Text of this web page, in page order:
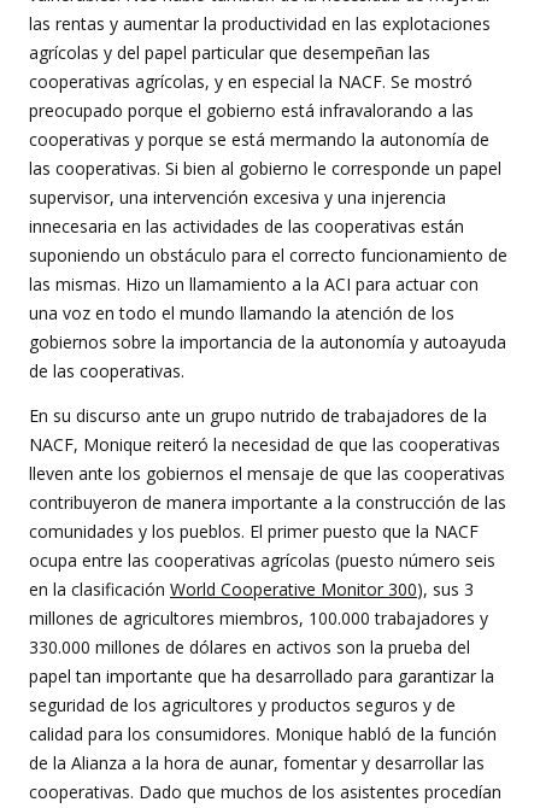
las rentas y aumentar la productividad en las explotaciones
agrícolas y del papel particular que desempeñan las
cooperativas agrícolas, y en especial la NACF. Se mostró
preocupado porque el gobierno está infravalorando a las
cooperativas y porque se está mermando la autonomía de
las cooperativas. Si bien al gobierno le corresponde un papel
supervisor, una intervención excesiva y una injerencia
innecesaria en las actividades de las cooperativas están
suponiendo un obstáculo para el correcto funcionamiento de
las mismas. Hizo un llamamiento a la ACI para actuar con
una voz en todo el mundo llamando la atención de los
gobiernos sobre la importancia de la autonomía y autoayuda
de las cooperativas.
En su discurso ante un grupo nutrido de trabajadores de la
NACF, Monique reiteró la necesidad de que las cooperativas
lleven ante los gobiernos el mensaje de que las cooperativas
contribuyeron de manera importante a la construcción de las
comunidades y los pueblos. El primer puesto que la NACF
ocupa entre las cooperativas agrícolas (puesto número seis
en la clasificación World Cooperative Monitor 300), sus 3
millones de agricultores miembros, 100.000 trabajadores y
330.000 millones de dólares en activos son la prueba del
papel tan importante que ha desarrollado para garantizar la
seguridad de los agricultores y productos seguros y de
calidad para los consumidores. Monique habló de la función
de la Alianza a la hora de aunar, fomentar y desarrollar las
cooperativas. Dado que muchos de los asistentes procedían